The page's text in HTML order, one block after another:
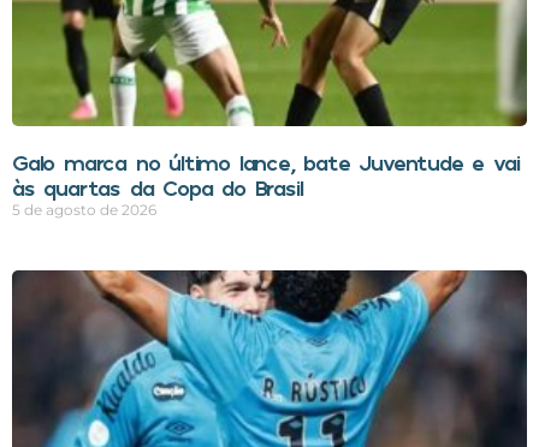
Galo marca no último lance, bate Juventude e vai
às quartas da Copa do Brasil
5 de agosto de 2026